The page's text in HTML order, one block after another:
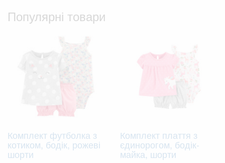
Популярні товари
Комплект футболка з
котиком, бодік, рожеві
шорти
Комплект плаття з
єдинорогом, бодік-
майка, шорти